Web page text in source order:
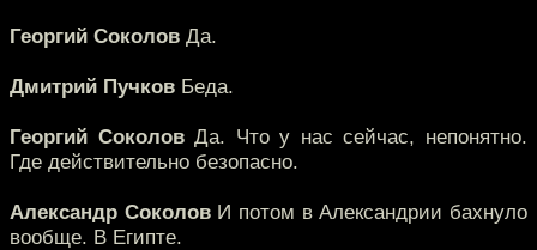
Георгий Соколов Да.
Дмитрий Пучков Беда.
Георгий СоколовДа. Что у нас сейчас, непонятно.
Где действительно безопасно.
Александр СоколовИ потом в Александрии бахнуло
вообще. В Египте.